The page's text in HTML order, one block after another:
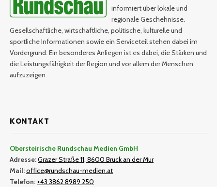
informiert über lokale und
regionale Geschehnisse.
Gesellschaftliche, wirtschaftliche, politische, kulturelle und
sportliche Informationen sowie ein Serviceteil stehen dabei im
Vordergrund. Ein besonderes Anliegen ist es dabei, die Stärken und
die Leistungsfähigkeit der Region und vor allem der Menschen
aufzuzeigen.
KONTAKT
Obersteirische Rundschau Medien GmbH
Adresse:Grazer Straße 11, 8600 Bruck an der Mur
Mail:office@rundschau-medien.at
Telefon: +43 3862 8989 250